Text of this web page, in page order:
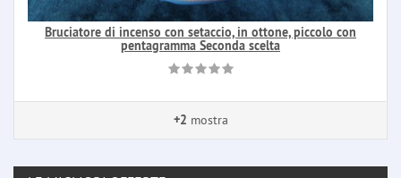
Bruciatore di incenso con setaccio, in ottone, piccolo con
pentagramma Seconda scelta
+2 mostra